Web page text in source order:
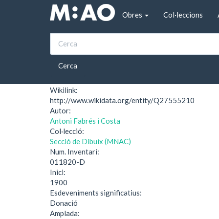
Vés al contingut
Obres
Col·leccions
Cerca
Inici Retrat del pintor Diego Rivera
Retrat del pintor
Wikilink:
http://www.wikidata.org/entity/Q27555210
Autor:
Antoni Fabrés i Costa
Col·lecció:
Secció de Dibuix (MNAC)
Num. Inventari:
011820-D
Inici:
1900
Esdeveniments significatius:
Donació
Amplada: